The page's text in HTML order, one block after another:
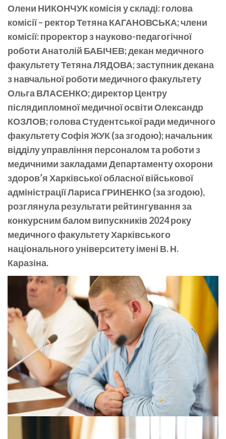
Олени НИКОНЧУК комісія у складі: голова
комісії – ректор Тетяна КАГАНОВСЬКА; члени
комісії: проректор з науково-педагогічної
роботи Анатолій БАБІЧЕВ; декан медичного
факультету Тетяна ЛЯДОВА; заступник декана
з навчальної роботи медичного факультету
Ольга ВЛАСЕНКО; директор Центру
післядипломної медичної освіти Олександр
КОЗЛОВ; голова Студентської ради медичного
факультету Софія ЖУК (за згодою); начальник
відділу управління персоналом та роботи з
медичними закладами Департаменту охорони
здоров’я Харківської обласної військової
адміністрації Лариса ГРИНЕНКО (за згодою),
розглянула результати рейтингування за
конкурсним балом випускників 2024 року
медичного факультету Харківського
національного університету імені В. Н.
Каразіна.